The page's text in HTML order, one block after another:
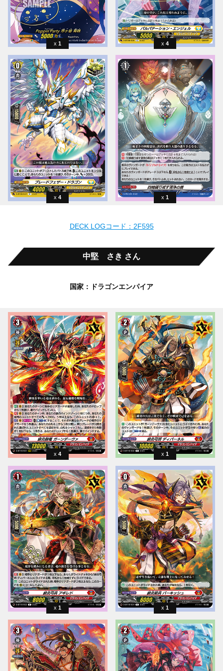
1 4
4 1
DECK LOGコード：2F595
中堅 さき さん
国家：ドラゴンエンパイア
4 1
1 1